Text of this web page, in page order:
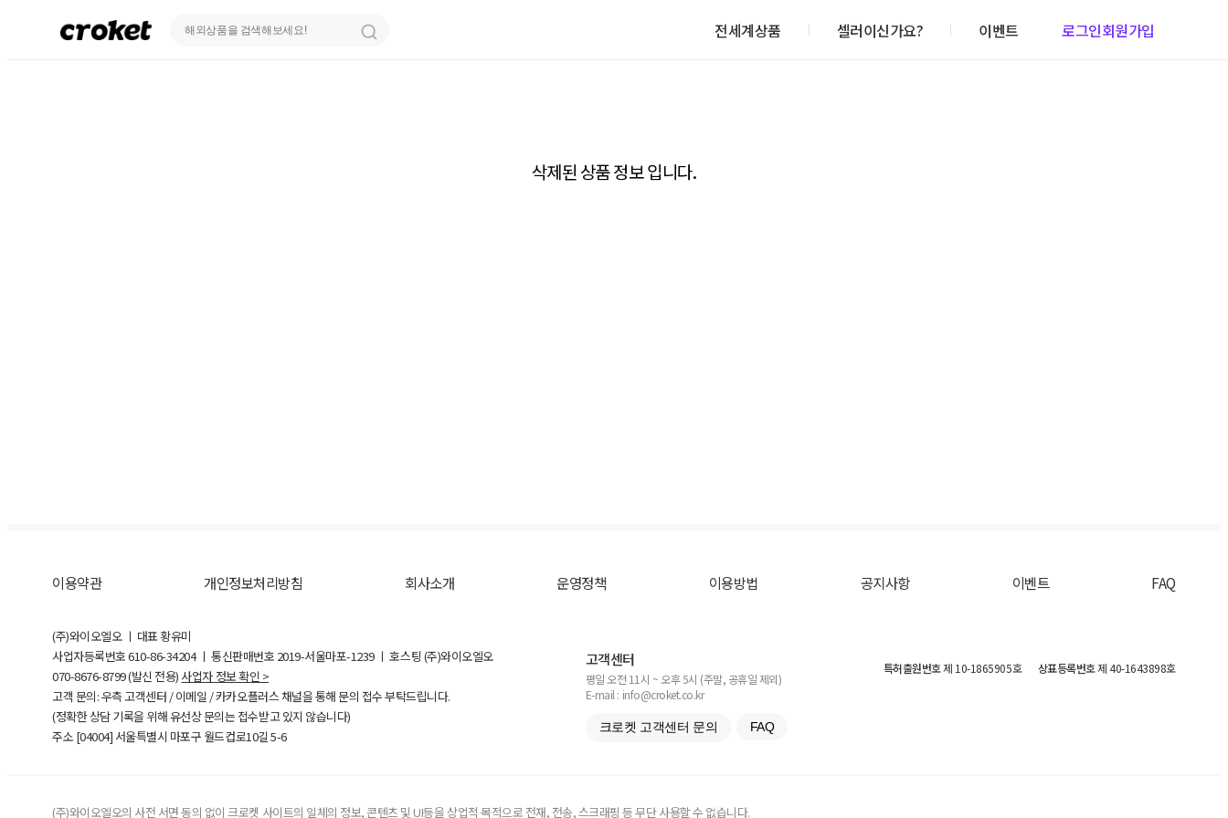
전세계상품 셀러이신가요? 이벤트 로그인회원가입
삭제된 상품 정보 입니다.
이용약관 개인정보처리방침 회사소개 운영정책 이용방법 공지사항 이벤트 FAQ
(주)와이오엘오 ㅣ 대표 황유미
사업자등록번호610-86-34204ㅣ 통신판매번호 2019-서울마포-1239 ㅣ 호스팅 (주)와이오엘오
070-8676-8799 (발신 전용) 사업자 정보 확인 >
고객 문의: 우측 고객센터 / 이메일 / 카카오플러스 채널을 통해 문의 접수 부탁드립니다.
(정확한 상담 기록을 위해 유선상 문의는 접수받고 있지 않습니다)
주소 [04004] 서울특별시 마포구 월드컵로10길5-6
고객센터
평일 오전 11시 ~ 오후 5시 (주말, 공휴일 제외)
E-mail : info@croket.co.kr
크로켓 고객센터 문의 FAQ
특허출원번호제 10-1865905호 상표등록번호제 40-1643898호
(주)와이오엘오의 사전 서면 동의 없이 크로켓 사이트의 일체의 정보, 콘텐츠 및 UI등을 상업적 목적으로 전재, 전송, 스크래핑 등 무단 사용할 수 없습니다.